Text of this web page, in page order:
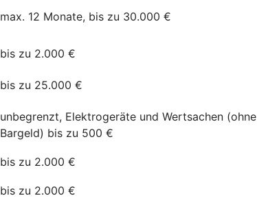
max. 12 Monate, bis zu 30.000 €
bis zu 2.000 €
bis zu 25.000 €
unbegrenzt, Elektrogeräte und Wertsachen (ohne
Bargeld) bis zu 500 €
bis zu 2.000 €
bis zu 2.000 €